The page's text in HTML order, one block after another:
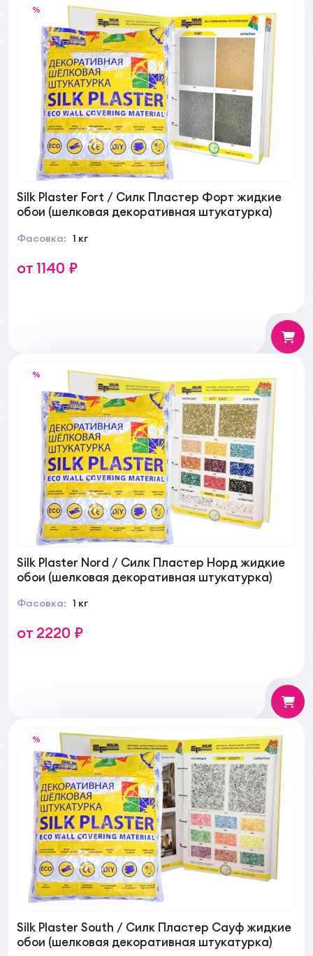
%
Silk Plaster Fort / Силк Пластер Форт жидкие
обои (шелковая декоративная штукатурка)
Фасовка: 1 кг
от 1140 ₽
%
Silk Plaster Nord / Силк Пластер Норд жидкие
обои (шелковая декоративная штукатурка)
Фасовка: 1 кг
от 2220 ₽
%
Silk Plaster South / Силк Пластер Сауф жидкие
обои (шелковая декоративная штукатурка)